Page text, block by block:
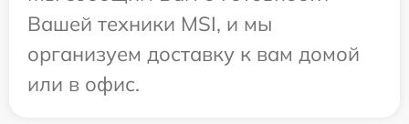
Вашей техники MSI, и мы
организуем доставку к вам домой
или в офис.